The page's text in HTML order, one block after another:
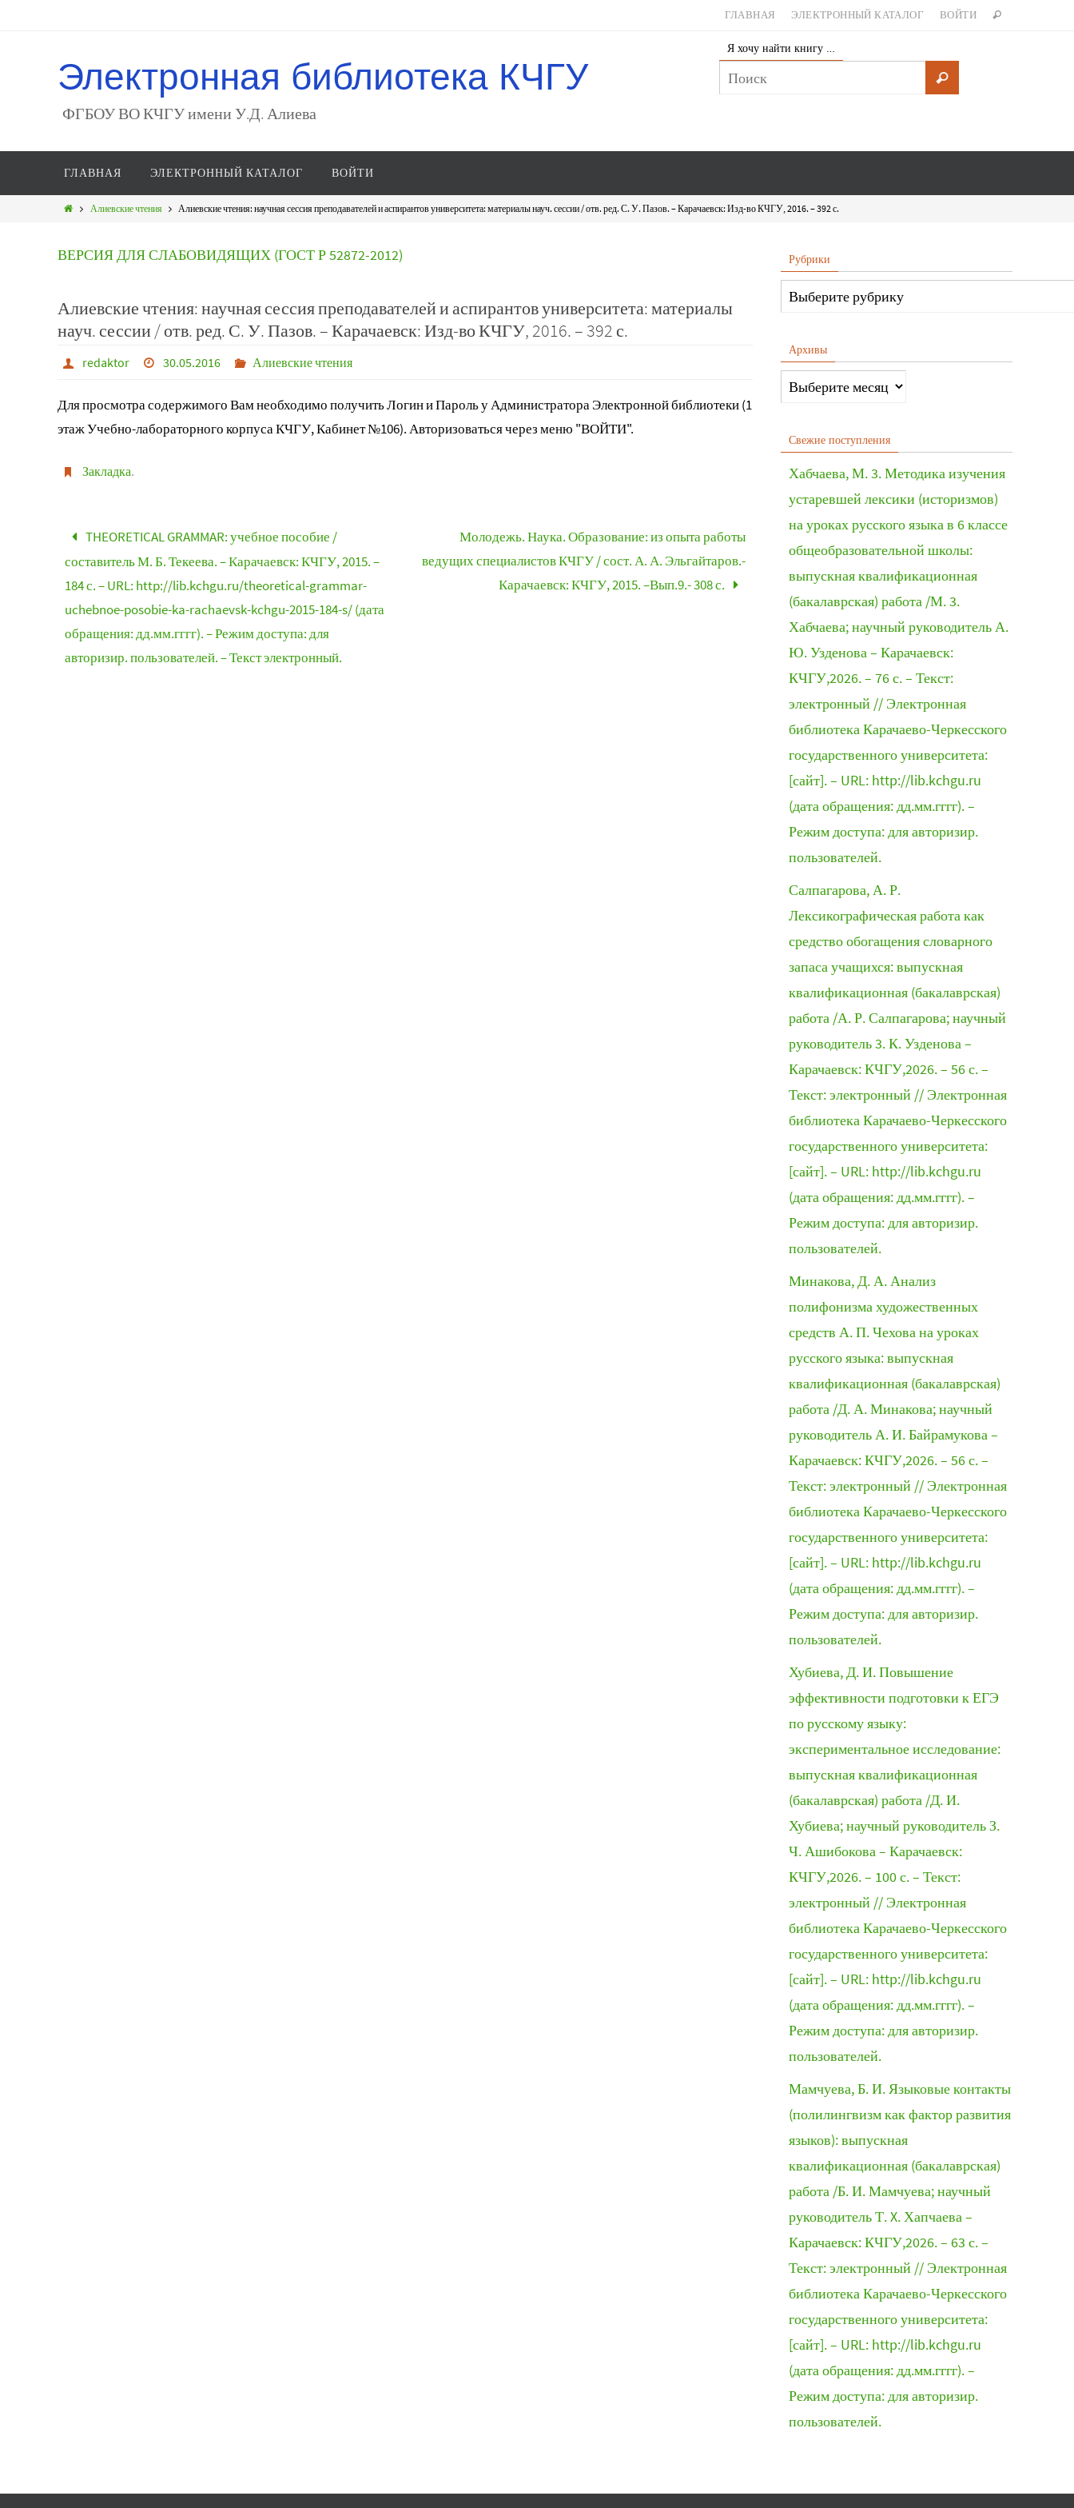
ГЛАВНАЯ ЭЛЕКТРОННЫЙ КАТАЛОГ ВОЙТИ
Электронная библиотека КЧГУ
ФГБОУ ВО КЧГУ имени У.Д. Алиева
Я хочу найти книгу …
ГЛАВНАЯ ЭЛЕКТРОННЫЙ КАТАЛОГ ВОЙТИ
Алиевские чтения Алиевские чтения: научная сессия преподавателей и аспирантов университета: материалы науч. сессии / отв. ред. С. У. Пазов. – Карачаевск: Изд-во КЧГУ, 2016. – 392 с.
ВЕРСИЯ ДЛЯ СЛАБОВИДЯЩИХ (ГОСТ Р 52872-2012)
Алиевские чтения: научная сессия преподавателей и аспирантов университета: материалы
науч. сессии / отв. ред. С. У. Пазов. – Карачаевск: Изд-во КЧГУ, 2016. – 392 с.
redaktor 30.05.2016 Алиевские чтения
Для просмотра содержимого Вам необходимо получить Логин и Пароль у Администратора Электронной библиотеки (1
этаж Учебно-лабораторного корпуса КЧГУ, Кабинет №106). Авторизоваться через меню "ВОЙТИ".
Закладка.
THEORETICAL GRAMMAR: учебное пособие /
составитель М. Б. Текеева. – Карачаевск: КЧГУ, 2015. –
184 с. – URL: http://lib.kchgu.ru/theoretical-grammar-
uchebnoe-posobie-ka-rachaevsk-kchgu-2015-184-s/ (дата
обращения: дд.мм.гггг). – Режим доступа: для
авторизир. пользователей. – Текст электронный.
Молодежь. Наука. Образование: из опыта работы
ведущих специалистов КЧГУ / сост. А. А. Эльгайтаров.-
Карачаевск: КЧГУ, 2015. –Вып.9.- 308 с.
Рубрики
Архивы
Свежие поступления
Хабчаева, М. 3. Методика изучения
устаревшей лексики (историзмов)
на уроках русского языка в 6 классе
общеобразовательной школы:
выпускная квалификационная
(бакалаврская) работа /М. 3.
Хабчаева; научный руководитель А.
Ю. Узденова – Карачаевск:
КЧГУ,2026. – 76 с. – Текст:
электронный // Электронная
библиотека Карачаево-Черкесского
государственного университета:
[сайт]. – URL: http://lib.kchgu.ru
(дата обращения: дд.мм.гггг). –
Режим доступа: для авторизир.
пользователей.
Салпагарова, А. Р.
Лексикографическая работа как
средство обогащения словарного
запаса учащихся: выпускная
квалификационная (бакалаврская)
работа /А. Р. Салпагарова; научный
руководитель 3. К. Узденова –
Карачаевск: КЧГУ,2026. – 56 с. –
Текст: электронный // Электронная
библиотека Карачаево-Черкесского
государственного университета:
[сайт]. – URL: http://lib.kchgu.ru
(дата обращения: дд.мм.гггг). –
Режим доступа: для авторизир.
пользователей.
Минакова, Д. А. Анализ
полифонизма художественных
средств А. П. Чехова на уроках
русского языка: выпускная
квалификационная (бакалаврская)
работа /Д. А. Минакова; научный
руководитель А. И. Байрамукова –
Карачаевск: КЧГУ,2026. – 56 с. –
Текст: электронный // Электронная
библиотека Карачаево-Черкесского
государственного университета:
[сайт]. – URL: http://lib.kchgu.ru
(дата обращения: дд.мм.гггг). –
Режим доступа: для авторизир.
пользователей.
Хубиева, Д. И. Повышение
эффективности подготовки к ЕГЭ
по русскому языку:
экспериментальное исследование:
выпускная квалификационная
(бакалаврская) работа /Д. И.
Хубиева; научный руководитель З.
Ч. Ашибокова – Карачаевск:
КЧГУ,2026. – 100 с. – Текст:
электронный // Электронная
библиотека Карачаево-Черкесского
государственного университета:
[сайт]. – URL: http://lib.kchgu.ru
(дата обращения: дд.мм.гггг). –
Режим доступа: для авторизир.
пользователей.
Мамчуева, Б. И. Языковые контакты
(полилингвизм как фактор развития
языков): выпускная
квалификационная (бакалаврская)
работа /Б. И. Мамчуева; научный
руководитель Т. X. Хапчаева –
Карачаевск: КЧГУ,2026. – 63 с. –
Текст: электронный // Электронная
библиотека Карачаево-Черкесского
государственного университета:
[сайт]. – URL: http://lib.kchgu.ru
(дата обращения: дд.мм.гггг). –
Режим доступа: для авторизир.
пользователей.